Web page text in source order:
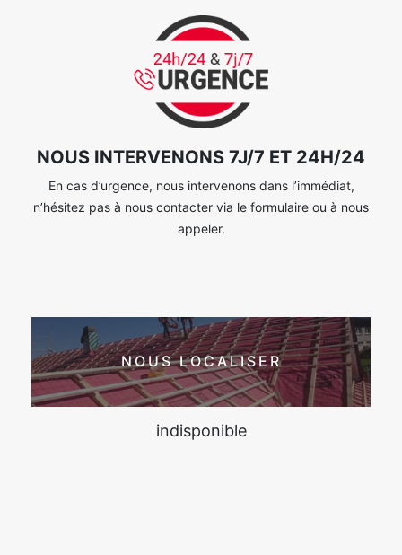
NOUS INTERVENONS 7J/7 ET 24H/24
En cas d’urgence, nous intervenons dans l’immédiat,
n’hésitez pas à nous contacter via le formulaire ou à nous
appeler.
NOUS LOCALISER
indisponible